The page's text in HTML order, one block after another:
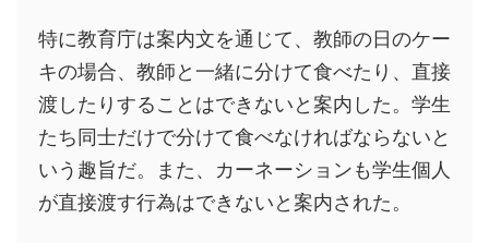
特に教育庁は案内文を通じて、教師の日のケー
キの場合、教師と一緒に分けて食べたり、直接
渡したりすることはできないと案内した。学生
たち同士だけで分けて食べなければならないと
いう趣旨だ。また、カーネーションも学生個人
が直接渡す行為はできないと案内された。